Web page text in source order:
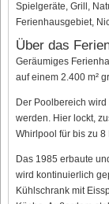
Spielgeräte, Grill,
Ferienhausgebiet,
Über das
Geräumiges
auf einem 2.400 m²
Der Poolbereich
werden. Hier lockt,
Whirlpool für bis zu 8
Das 1985 erbaute
wird kontinuierlich
Kühlschrank mit